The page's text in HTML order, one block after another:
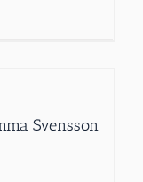
Svensson